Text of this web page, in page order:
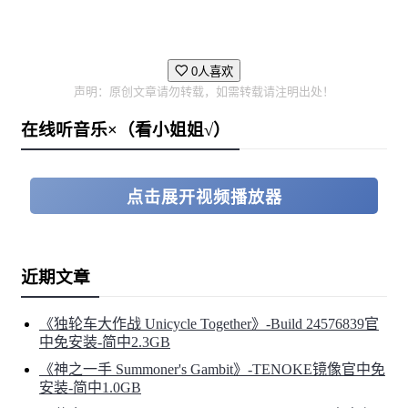
路砍伐、挖掘、开采资源来储备发挥创造力时会需要的材
战等活动！
0人喜欢
声明：原创文章请勿转载，如需转载请注明出处！
在线听音乐×（看小姐姐√）
点击展开视频播放器
近期文章
《独轮车大作战 Unicycle Together》-Build 24576839官
中免安装-简中2.3GB
《神之一手 Summoner's Gambit》-TENOKE镜像官中免
安装-简中1.0GB